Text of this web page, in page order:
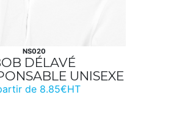
NS020
DÉLAVÉ
UNISEXE
de 8.85€HT